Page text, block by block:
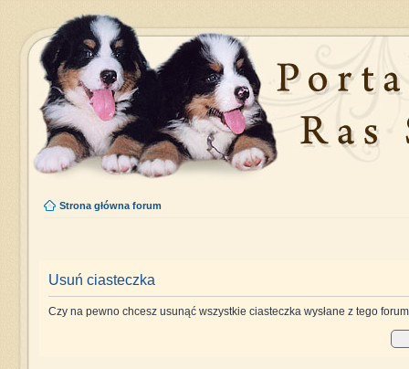
Strona główna forum
Usuń ciasteczka
Czy na pewno chcesz usunąć wszystkie ciasteczka wysłane z tego